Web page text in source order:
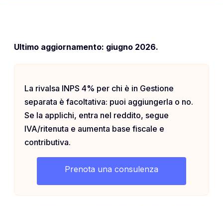
Ultimo aggiornamento: giugno 2026.
La rivalsa INPS 4% per chi è in Gestione
separata è facoltativa: puoi aggiungerla o no.
Se la applichi, entra nel reddito, segue
IVA/ritenuta e aumenta base fiscale e
contributiva.
Prenota una consulenza